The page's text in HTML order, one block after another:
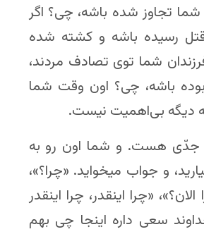
شما تجاوز شده باشه، چی؟ اگر
رسیده باشه و کشته شده
شما توی تصادف مردند،
باشه، چی؟ اون وقت شما
دیگه بی‌اهمیت نیست.
هست. و شما اون رو به
و جواب میخواید. «چرا؟»،
«چرا اینقدر، چرا اینقدر
سعی داره اینجا چی بهم